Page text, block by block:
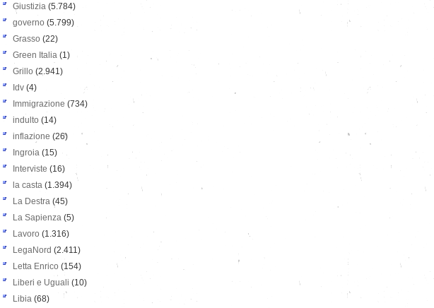
Giustizia (5.784)
governo (5.799)
Grasso (22)
Green Italia (1)
Grillo (2.941)
Idv (4)
Immigrazione (734)
indulto (14)
inflazione (26)
Ingroia (15)
Interviste (16)
la casta (1.394)
La Destra (45)
La Sapienza (5)
Lavoro (1.316)
LegaNord (2.411)
Letta Enrico (154)
Liberi e Uguali (10)
Libia (68)